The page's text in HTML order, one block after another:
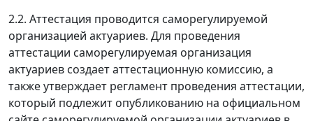
2.2. Аттестация проводится саморегулируемой
организацией актуариев. Для проведения
аттестации саморегулируемая организация
актуариев создает аттестационную комиссию, а
также утверждает регламент проведения аттестации,
который подлежит опубликованию на официальном